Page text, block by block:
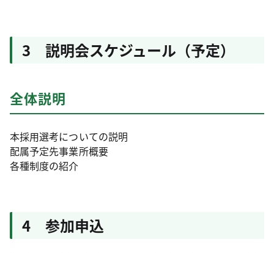
3 説明会スケジュール（予定）
全体説明
本採用選考についての説明
配属予定先事業所概要
各種制度の紹介
4 参加申込